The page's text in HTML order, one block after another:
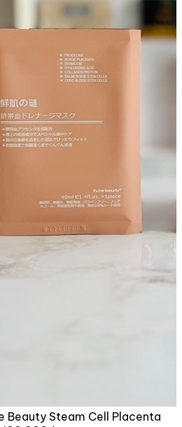
Beauty Steam Cell Placenta